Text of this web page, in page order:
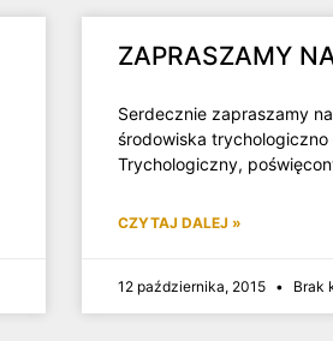
ZAPRASZAMY
Serdecznie zapraszamy
środowiska
Trychologiczny,
CZYTAJ DALEJ »
12 października, 2015 Brak